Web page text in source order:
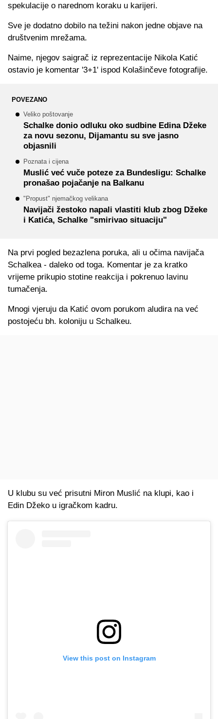
spekulacije o narednom koraku u karijeri.
Sve je dodatno dobilo na težini nakon jedne objave na
društvenim mrežama.
Naime, njegov saigrač iz reprezentacije Nikola Katić
ostavio je komentar '3+1' ispod Kolašinčeve fotografije.
POVEZANO
Veliko poštovanje
Schalke donio odluku oko sudbine Edina Džeke
za novu sezonu, Dijamantu su sve jasno
objasnili
Poznata i cijena
Muslić već vuče poteze za Bundesligu: Schalke
pronašao pojačanje na Balkanu
"Propust" njemačkog velikana
Navijači žestoko napali vlastiti klub zbog Džeke
i Katića, Schalke "smirivao situaciju"
Na prvi pogled bezazlena poruka, ali u očima navijača
Schalkea - daleko od toga. Komentar je za kratko
vrijeme prikupio stotine reakcija i pokrenuo lavinu
tumačenja.
Mnogi vjeruju da Katić ovom porukom aludira na već
postojeću bh. koloniju u Schalkeu.
U klubu su već prisutni Miron Muslić na klupi, kao i
Edin Džeko u igračkom kadru.
View this post on Instagram